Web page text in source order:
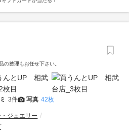
の整理もお任せ下さい。
3件 写真 42枚
ジュエリー